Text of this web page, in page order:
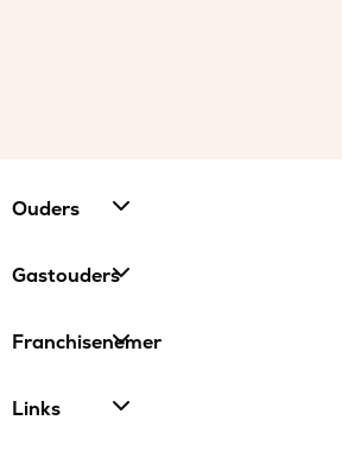
Ouders
Gastouders
Franchisenemer
Links